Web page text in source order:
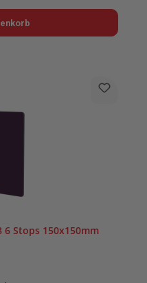
6 Stops 150x150mm